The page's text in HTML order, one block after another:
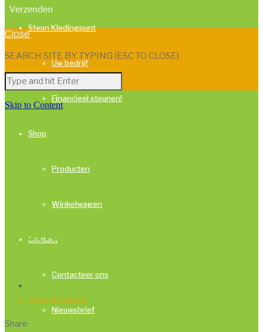
Steun Kledingpunt
Uw bedrijf
Financieel steunen!
Shop
Producten
Winkelwagen
Contact
Contacteer ons
Nieuwsbrief
Close
SEARCH SITE BY TYPING (ESC TO CLOSE)
Skip to Content
Dans la presse
Dans la presse
Share